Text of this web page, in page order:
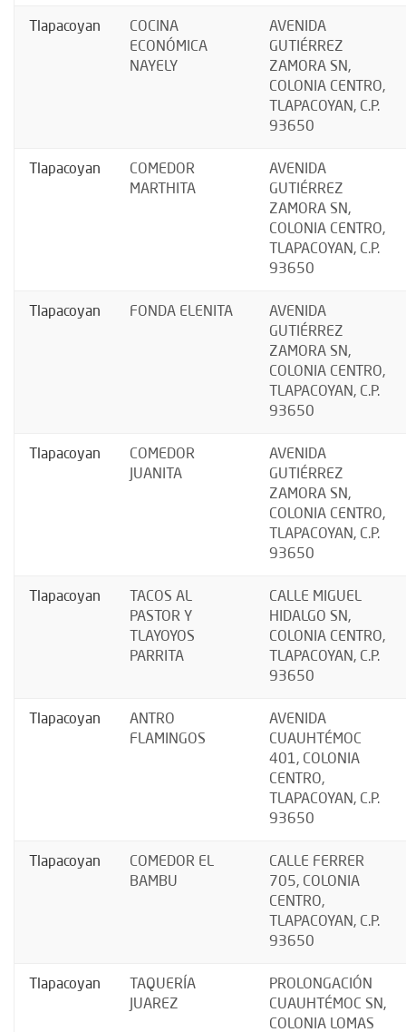
Tlapacoyan
COCINA
ECONÓMICA
NAYELY
AVENIDA
GUTIÉRREZ
ZAMORA SN,
COLONIA CENTRO,
TLAPACOYAN, C.P.
93650
Tlapacoyan
COMEDOR
MARTHITA
AVENIDA
GUTIÉRREZ
ZAMORA SN,
COLONIA CENTRO,
TLAPACOYAN, C.P.
93650
Tlapacoyan FONDA ELENITA
AVENIDA
GUTIÉRREZ
ZAMORA SN,
COLONIA CENTRO,
TLAPACOYAN, C.P.
93650
Tlapacoyan
COMEDOR
JUANITA
AVENIDA
GUTIÉRREZ
ZAMORA SN,
COLONIA CENTRO,
TLAPACOYAN, C.P.
93650
Tlapacoyan
TACOS AL
PASTOR Y
TLAYOYOS
PARRITA
CALLE MIGUEL
HIDALGO SN,
COLONIA CENTRO,
TLAPACOYAN, C.P.
93650
Tlapacoyan
ANTRO
FLAMINGOS
AVENIDA
CUAUHTÉMOC
401, COLONIA
CENTRO,
TLAPACOYAN, C.P.
93650
Tlapacoyan
COMEDOR EL
BAMBU
CALLE FERRER
705, COLONIA
CENTRO,
TLAPACOYAN, C.P.
93650
Tlapacoyan
TAQUERÍA
JUAREZ
PROLONGACIÓN
CUAUHTÉMOC SN,
COLONIA LOMAS